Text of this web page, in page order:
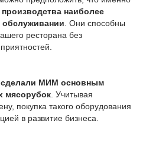
наиболее
обслуживании . Они способны
ресторана без
сделали МИМ основным
мясорубок . Учитывая
покупка такого оборудования
в развитие бизнеса.